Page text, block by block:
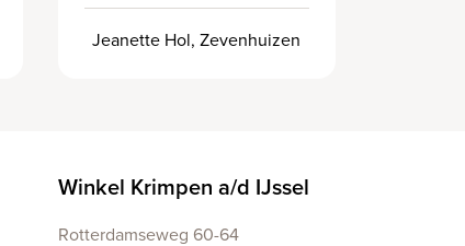
Jeanette Hol, Zevenhuizen
Winkel Krimpen a/d IJssel
Rotterdamseweg 60-64